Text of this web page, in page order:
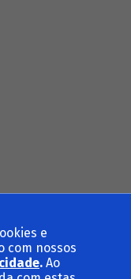
Voltar ao topo
e
com nossos
. Ao